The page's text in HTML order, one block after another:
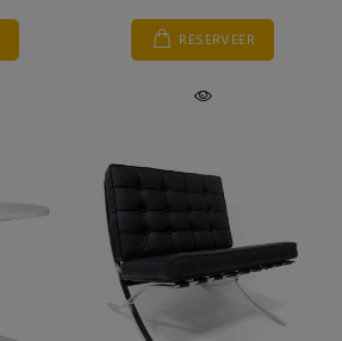
RESERVEER